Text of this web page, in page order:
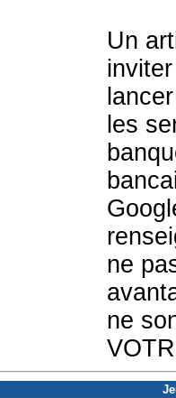
Un
les
ne
ne